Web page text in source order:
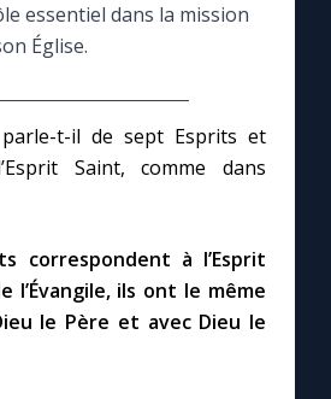
du mois
par Marie
essentiel dans la mission
Église.
t-il de sept Esprits et
Saint, comme dans
correspondent à l’Esprit
l’Évangile, ils ont le même
le Père et avec Dieu le